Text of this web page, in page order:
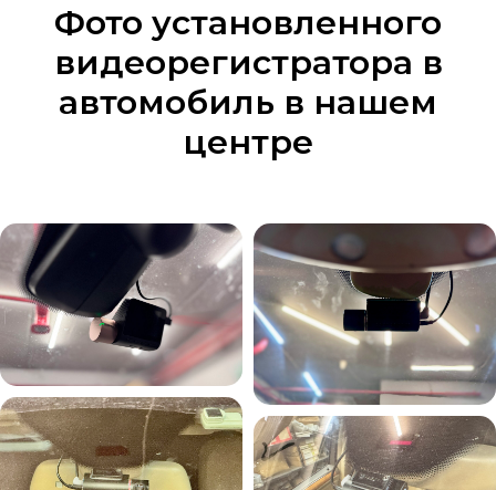
Фото установленного
видеорегистратора в
автомобиль в нашем
центре